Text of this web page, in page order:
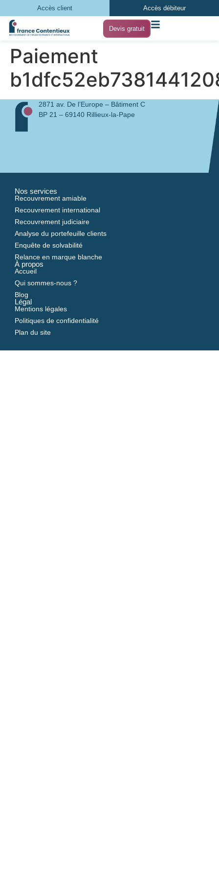
Accès client Accès débiteur
Devis gratuit
Paiement
2871 av. De l’Europe – Bâtiment C
BP 21 – 69140 Rillieux-la-Pape
Nos services
Recouvrement amiable
Recouvrement international
Recouvrement judiciaire
Analyse du portefeuille clients
Enquête de solvabilité
Relance en marque blanche
À propos
Accueil
Qui sommes-nous ?
Blog
Légal
Mentions légales
Politiques de confidentialité
Plan du site